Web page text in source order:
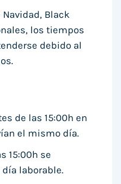
Navidad, Black
los tiempos
debido al
de las 15:00h en
el mismo día.
15:00h se
laborable.